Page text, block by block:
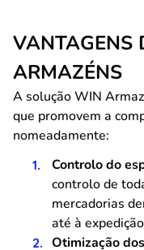
VANTAGENS
ARMAZÉNS
A solução WIN
que promovem a
nomeadamente:
Controlo do
controlo de
mercadorias
até à
Otimização